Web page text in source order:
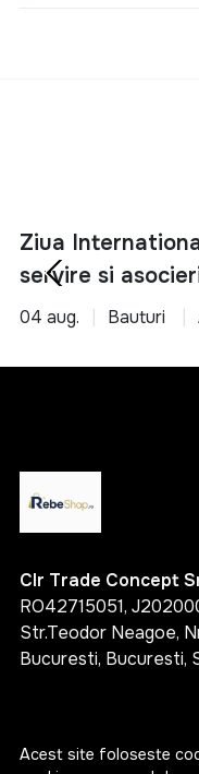
Acest site foloseste
Ziua
servire si
04 aug. Bauturi
Clr Trade Concept
RO42715051,
Str.Teodor Neagoe,
Bucuresti, Bucuresti,